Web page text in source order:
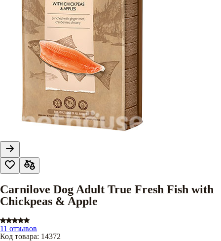
Carnilove Dog Adult True Fresh Fish with
Chickpeas & Apple
11 отзывов
Код товара: 14372